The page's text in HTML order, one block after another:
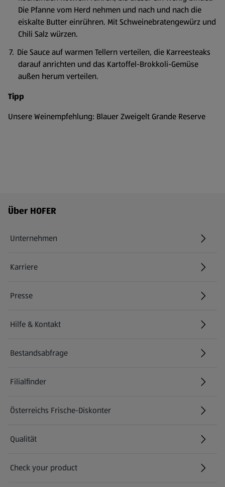
Die Pfanne vom Herd nehmen und nach und nach die
eiskalte Butter einrühren. Mit Schweinebratengewürz und
Chili Salz würzen.
Die Sauce auf warmen Tellern verteilen, die Karreesteaks
darauf anrichten und das Kartoffel-Brokkoli-Gemüse
außen herum verteilen.
Tipp
Unsere Weinempfehlung: Blauer Zweigelt Grande Reserve
Fußzeilenmenü - weitere Links
Über HOFER
Unternehmen
Karriere
(öffnet in einem neuen Tab)
Presse
Hilfe & Kontakt
(öffnet in einem neuen Tab)
Bestandsabfrage
(öffnet in einem neuen Tab)
Filialfinder
Österreichs Frische-Diskonter
Qualität
Check your product
(öffnet in einem neuen Tab)